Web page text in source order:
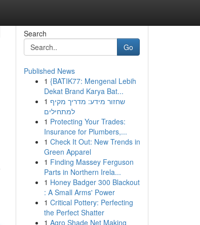
Search
Go
Published News
1 {BATIK77: Mengenal Lebih
Dekat Brand Karya Bat...
1 שחזור מידע: מדריך מקיף
למתחילים
1 Protecting Your Trades:
Insurance for Plumbers,...
1 Check It Out: New Trends in
Green Apparel
1 Finding Massey Ferguson
Parts in Northern Irela...
1 Honey Badger 300 Blackout
: A Small Arms' Power
1 Critical Pottery: Perfecting
the Perfect Shatter
1 Agro Shade Net Making